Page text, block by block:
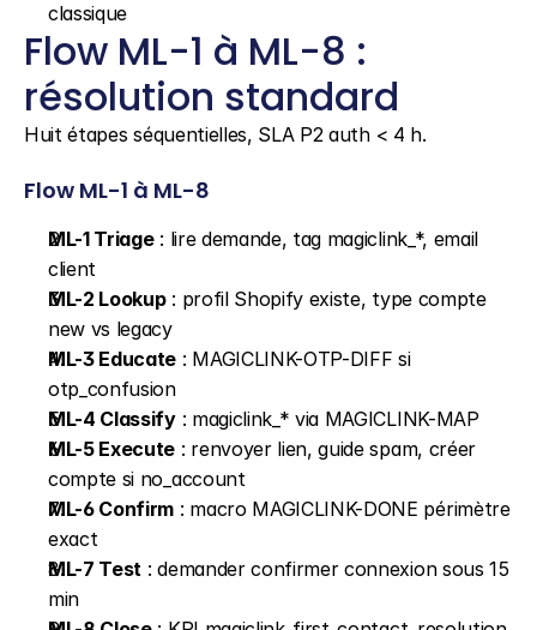
classique
Flow ML-1 à ML-8 :
résolution standard
Huit étapes séquentielles, SLA P2 auth < 4 h.
Flow ML-1 à ML-8
ML-1 Triage : lire demande, tag magiclink_*, email
client
ML-2 Lookup : profil Shopify existe, type compte
new vs legacy
ML-3 Educate : MAGICLINK-OTP-DIFF si
otp_confusion
ML-4 Classify : magiclink_* via MAGICLINK-MAP
ML-5 Execute : renvoyer lien, guide spam, créer
compte si no_account
ML-6 Confirm : macro MAGICLINK-DONE périmètre
exact
ML-7 Test : demander confirmer connexion sous 15
min